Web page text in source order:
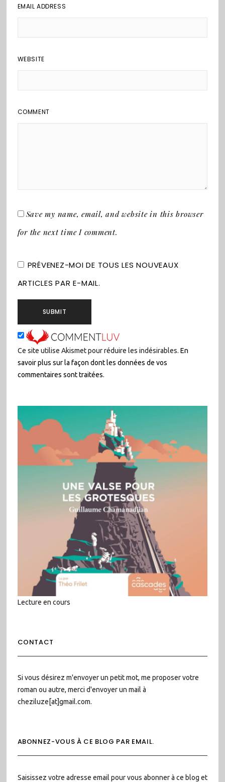
EMAIL ADDRESS
WEBSITE
COMMENT
Save my name, email, and website in this browser
for the next time I comment.
PRÉVENEZ-MOI DE TOUS LES NOUVEAUX
ARTICLES PAR E-MAIL.
Ce site utilise Akismet pour réduire les indésirables. En
savoir plus sur la façon dont les données de vos
commentaires sont traitées.
Lecture en cours
CONTACT
Si vous désirez m'envoyer un petit mot, me proposer votre
roman ou autre, merci d'envoyer un mail à
cheziluze[at]gmail.com.
ABONNEZ-VOUS À CE BLOG PAR EMAIL.
Saisissez votre adresse email pour vous abonner à ce blog et